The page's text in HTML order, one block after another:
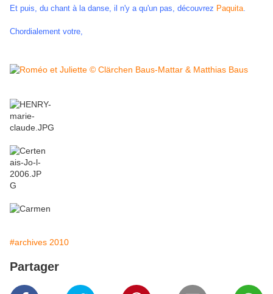
Et puis, du chant à la danse, il n'y a qu'un pas, découvrez Paquita.
Chordialement votre,
#archives 2010
Partager